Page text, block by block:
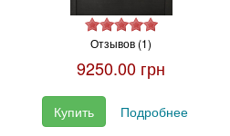
Отзывов (1)
9250.00 грн
Купить Подробнее